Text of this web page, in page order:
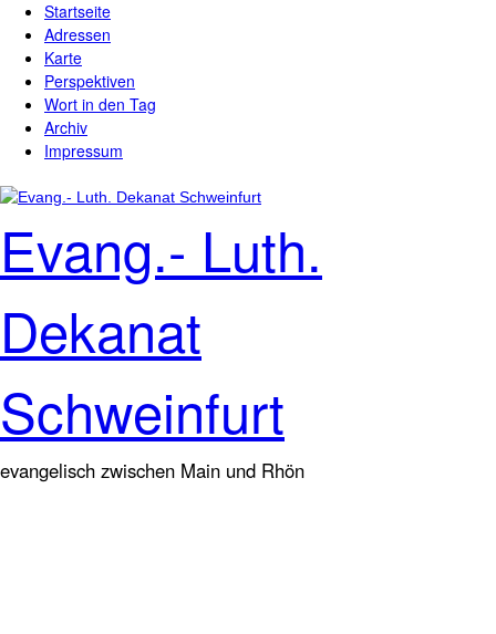
Direkt zum Inhalt
Hauptmenü
Startseite
Adressen
Karte
Perspektiven
Wort in den Tag
Archiv
Impressum
Evang.- Luth.
Dekanat
Schweinfurt
evangelisch zwischen Main und Rhön